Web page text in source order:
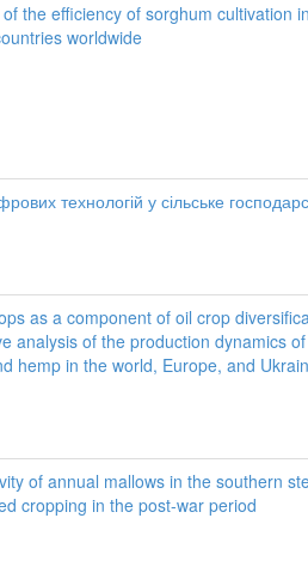
the efficiency of sorghum cultivation in
worldwide
технологій у сільське
as a component of oil crop
analysis of the production dynamics of
hemp in the world, Europe, and
of annual mallows in the southern
cropping in the post-war period